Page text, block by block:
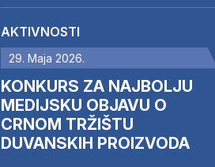
AKTIVNOSTI
29. Maja 2026.
KONKURS ZA NAJBOLJU
MEDIJSKU OBJAVU O
CRNOM TRŽIŠTU
DUVANSKIH PROIZVODA